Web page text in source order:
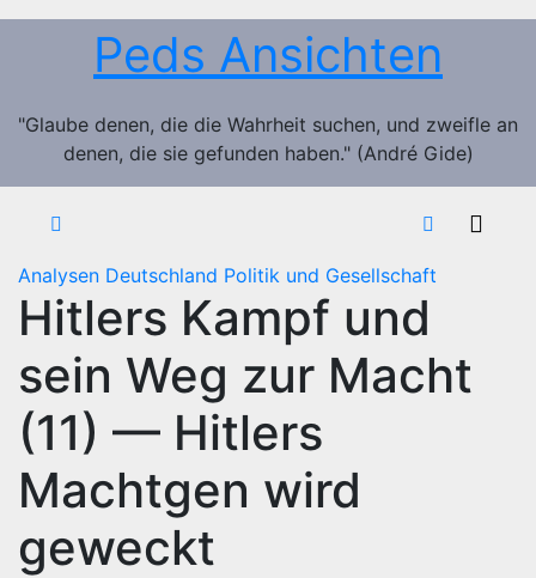
Zum
Peds Ansichten
"Glaube denen, die die Wahrheit suchen, und zweifle an
denen, die sie gefunden haben." (André Gide)
Analysen Deutschland Politik und Gesellschaft
Hitlers Kampf und
sein Weg zur Macht
(11) — Hitlers
Machtgen wird
geweckt